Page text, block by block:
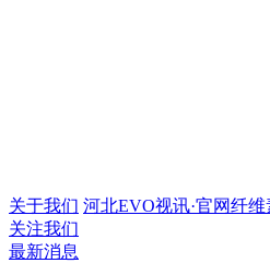
关于我们 河北EVO视讯·官网纤
关注我们
最新消息